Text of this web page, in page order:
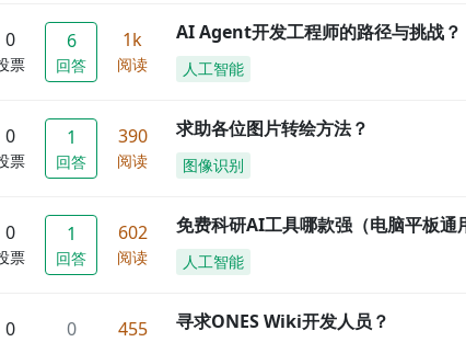
0
票
6
回答
1k
阅读
AI Agent开发工程师的路径与挑战？
人工智能
0
票
1
回答
390
阅读
求助各位图片转绘方法？
图像识别
0
票
1
回答
602
阅读
免费科研AI工具哪款强（电脑平板通
人工智能
0 0 455 寻求ONES Wiki开发人员？